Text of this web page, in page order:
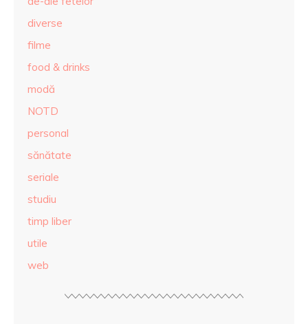
diverse
filme
food & drinks
modă
NOTD
personal
sănătate
seriale
studiu
timp liber
utile
web